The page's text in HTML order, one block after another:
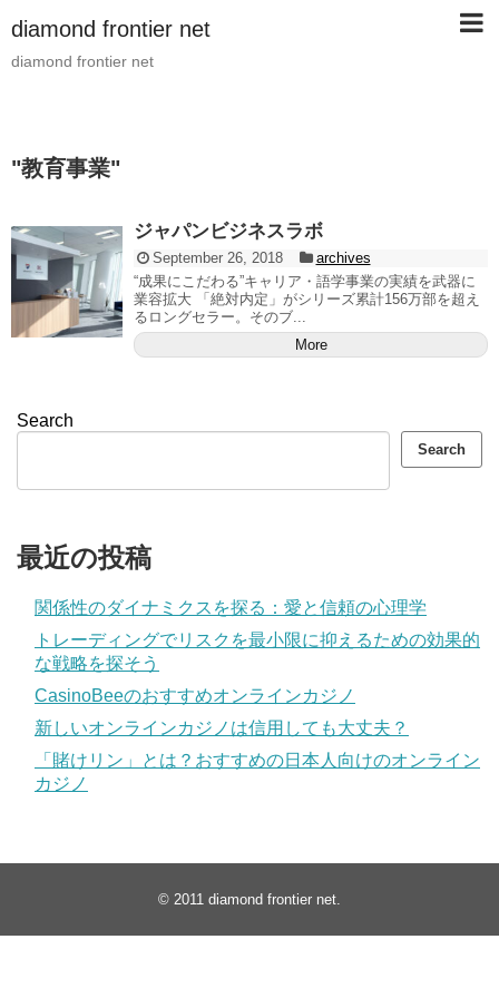
diamond frontier net
diamond frontier net
"教育事業"
ジャパンビジネスラボ
September 26, 2018
archives
“成果にこだわる”キャリア・語学事業の実績を武器に
業容拡大 「絶対内定」がシリーズ累計156万部を超え
るロングセラー。そのブ...
More
Search
Search
最近の投稿
関係性のダイナミクスを探る：愛と信頼の心理学
トレーディングでリスクを最小限に抑えるための効果的
な戦略を探そう
CasinoBeeのおすすめオンラインカジノ
新しいオンラインカジノは信用しても大丈夫？
「賭けリン」とは？おすすめの日本人向けのオンライン
カジノ
© 2011 diamond frontier net